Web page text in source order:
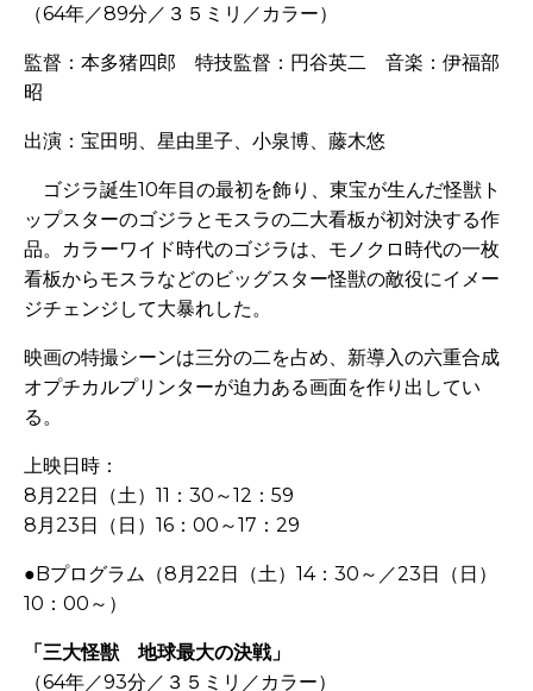
（64年／89分／３５ミリ／カラー）
監督：本多猪四郎 特技監督：円谷英二 音楽：伊福部
昭
出演：宝田明、星由里子、小泉博、藤木悠
ゴジラ誕生10年目の最初を飾り、東宝が生んだ怪獣ト
ップスターのゴジラとモスラの二大看板が初対決する作
品。カラーワイド時代のゴジラは、モノクロ時代の一枚
看板からモスラなどのビッグスター怪獣の敵役にイメー
ジチェンジして大暴れした。
映画の特撮シーンは三分の二を占め、新導入の六重合成
オプチカルプリンターが迫力ある画面を作り出してい
る。
上映日時：
8月22 日（土） 11 ： 30 ～12 ： 59
8月23日（日） 16 ： 00 ～17 ： 29
●Bプログラム（8 月22 日（土） 14： 30 ～／23日（日）
10 ： 00 ～）
「三大怪獣 地球最大の決戦」
（64年／93分／３５ミリ／カラー）